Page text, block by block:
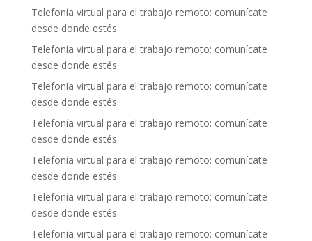
Telefonía virtual para el trabajo remoto: comunícate
desde donde estés
Telefonía virtual para el trabajo remoto: comunícate
desde donde estés
Telefonía virtual para el trabajo remoto: comunícate
desde donde estés
Telefonía virtual para el trabajo remoto: comunícate
desde donde estés
Telefonía virtual para el trabajo remoto: comunícate
desde donde estés
Telefonía virtual para el trabajo remoto: comunícate
desde donde estés
Telefonía virtual para el trabajo remoto: comunícate